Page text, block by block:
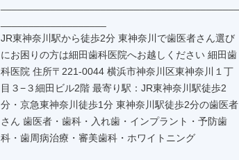
JR東神奈川駅から徒歩2分 東神奈川で歯医者さん選び
にお困りの方は細田歯科医院へお越しください 細田歯
科医院 住所〒221-0044 横浜市神奈川区東神奈川１丁
目３−３細田ビル2階 最寄り駅：JR東神奈川駅徒歩2
分・京急東神奈川徒歩1分 東神奈川駅徒歩2分の歯医者
さん 歯医者・歯科・入れ歯・インプラント・予防歯
科・歯周病治療・審美歯科・ホワイトニング